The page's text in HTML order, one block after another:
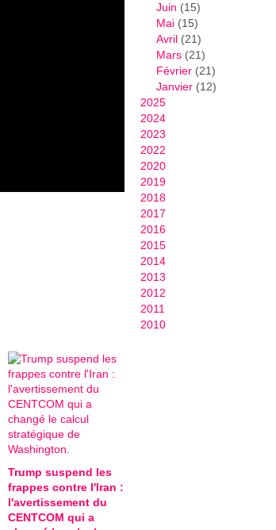
Trump suspend les
frappes contre l'Iran :
l'avertissement du
CENTCOM qui a
Juin (15)
Mai (15)
Avril (21)
Mars (21)
Février (21)
Janvier (12)
2025
2024
2023
2022
2020
2019
2018
2017
2016
2015
2014
2013
2012
2011
2010